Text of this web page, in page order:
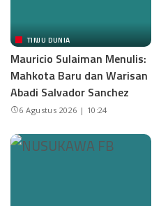
TINJU DUNIA
Mauricio Sulaiman Menulis:
Mahkota Baru dan Warisan
Abadi Salvador Sanchez
6 Agustus 2026 | 10:24